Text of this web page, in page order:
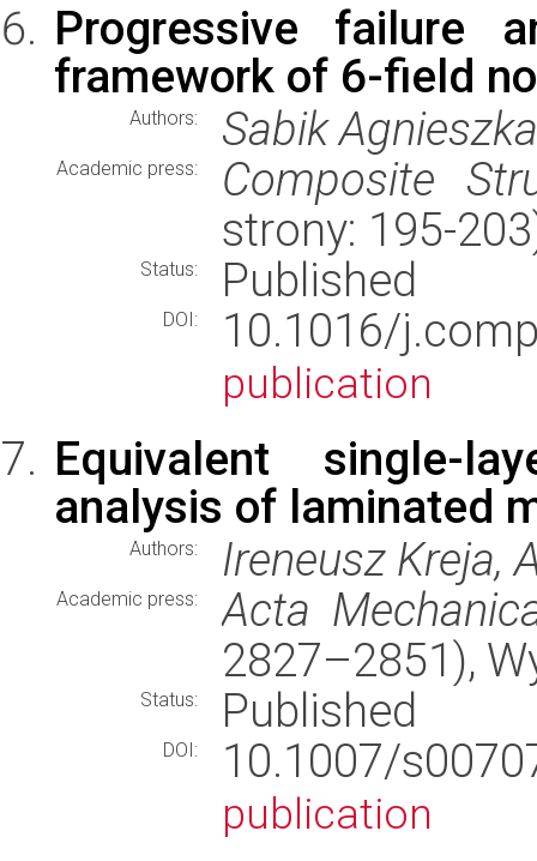
Progressive failure
framework of 6-field
Authors: Sabik Agnieszka
Academic press:
Composite
strony: 195-
Status: Published
DOI: 10.1016/
publication
Equivalent single-
analysis of laminated
Authors: Ireneusz Kreja,
Academic press:
Acta
2827–2851),
Status: Published
DOI: 10.1007/
publication